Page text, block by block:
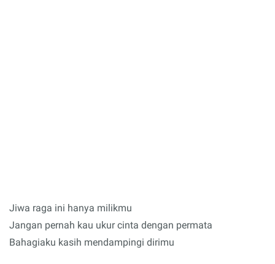
Jiwa raga ini hanya milikmu
Jangan pernah kau ukur cinta dengan permata
Bahagiaku kasih mendampingi dirimu